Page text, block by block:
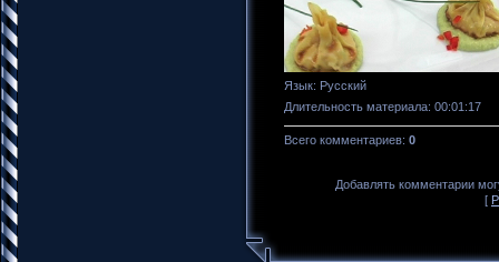
Язык: Русский
Длительность материала: 00:01:17
Всего комментариев: 0
Добавлять комментарии
[